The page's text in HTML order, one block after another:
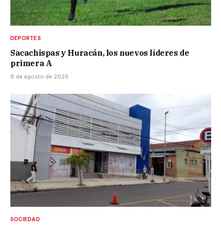
DEPORTES
Sacachispas y Huracán, los nuevos líderes de
primera A
8 de agosto de 2026
SOCIEDAD